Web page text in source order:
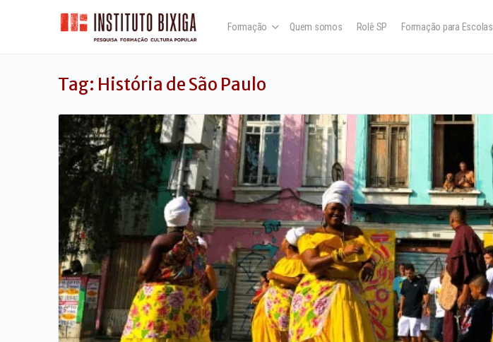
Formação Quem somos Rolê SP Formação para Escolas
Tag: História de São Paulo